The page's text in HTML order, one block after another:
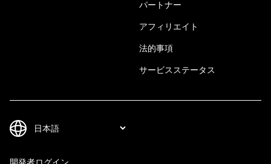
パートナー
アフィリエイト
法的事項
サービスステータス
開発者ログイン